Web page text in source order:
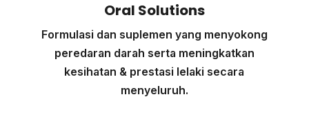
Oral Solutions
Formulasi dan suplemen yang menyokong
peredaran darah serta meningkatkan
kesihatan & prestasi lelaki secara
menyeluruh.